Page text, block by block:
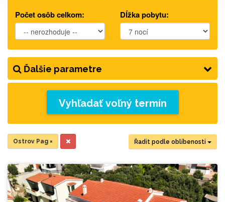
Počet osôb celkom: Dĺžka pobytu:
Ďalšie parametre
Vyhľadať voľný termín
Řadit podle oblíbenosti
Ostrov Pag ×